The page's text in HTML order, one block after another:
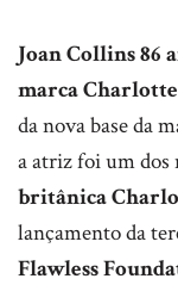
Joan Collins 86
marca
da nova base da
a atriz foi um dos
britânica
lançamento da
Flawless